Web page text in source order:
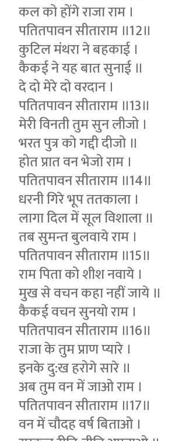
कल को होंगे राजा राम ।
पतितपावन सीताराम ॥12॥
कुटिल मंथरा ने बहकाई ।
कैकई ने यह बात सुनाई ॥
दे दो मेरे दो वरदान ।
पतितपावन सीताराम ॥13॥
मेरी विनती तुम सुन लीजो ।
भरत पुत्र को गद्दी दीजो ॥
होत प्रात वन भेजो राम ।
पतितपावन सीताराम ॥14॥
धरनी गिरे भूप ततकाला ।
लागा दिल में सूल विशाला ॥
तब सुमन्त बुलवाये राम ।
पतितपावन सीताराम ॥15॥
राम पिता को शीश नवाये ।
मुख से वचन कहा नहीं जाये ॥
कैकई वचन सुनयो राम ।
पतितपावन सीताराम ॥16॥
राजा के तुम प्राण प्यारे ।
इनके दु:ख हरोगे सारे ॥
अब तुम वन में जाओ राम ।
पतितपावन सीताराम ॥17॥
वन में चौदह वर्ष बिताओ ।